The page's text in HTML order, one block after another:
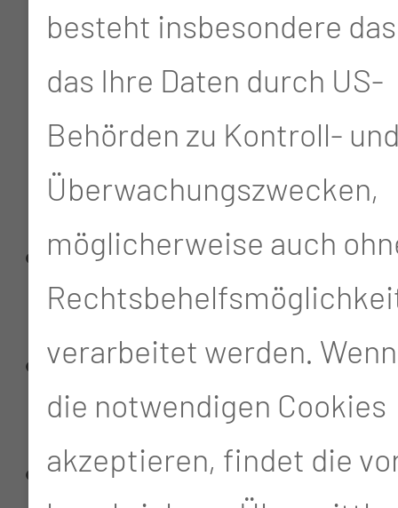
d.h. Tumoren von
Lippen, Zunge,
Mundboden, Gaumen,
Speicheldrüsen
des Rachens
(Pharynxkarzinom)
des Kehlkopfes
(Larynxkarzinom)
der Nase
besteht insbesondere
das Ihre Daten durch US-
Behörden zu Kontroll-
Überwachungszwecken,
möglicherweise auch
verarbeitet werden.
die notwendigen Cookies
akzeptieren, findet die